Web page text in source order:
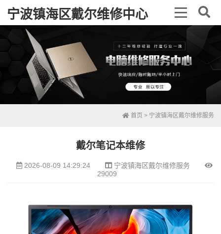
宁波镇海区戴尔维修中心
首页 > 宁波镇海区戴尔维修服务
戴尔笔记本维修
2026-08-09 14:29:24
宁波镇海区戴尔维修服务
29009